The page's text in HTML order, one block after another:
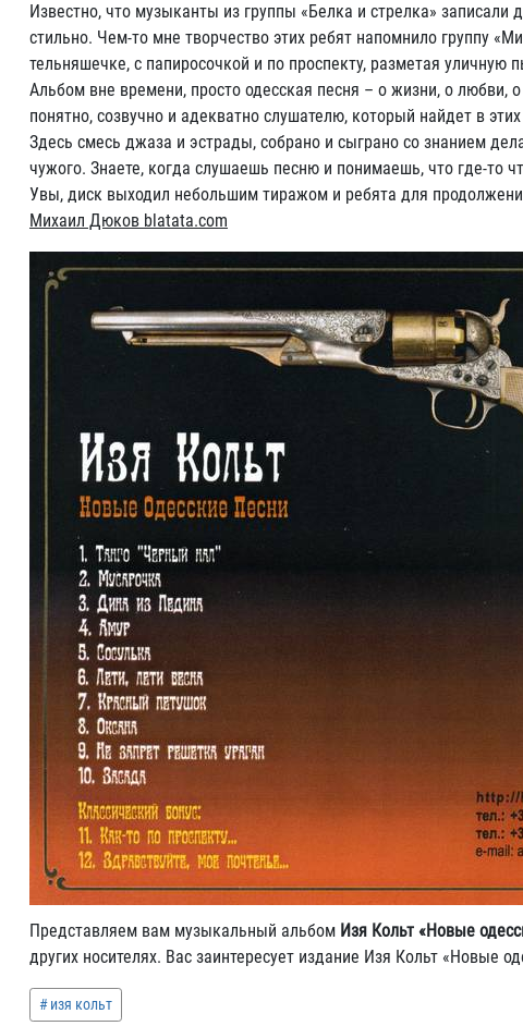
Известно, что музыканты из группы «Белка и стрелка»
стильно. Чем-то мне творчество этих ребят напомнило группу
тельняшечке, с папиросочкой и по проспекту, разметая уличную
Альбом вне времени, просто одесская песня – о жизни, о
понятно, созвучно и адекватно слушателю, который найдет в
Здесь смесь джаза и эстрады, собрано и сыграно со знанием
чужого. Знаете, когда слушаешь песню и понимаешь, что где-то
Увы, диск выходил небольшим тиражом и ребята для
Михаил Дюков blatata.com
Представляем вам музыкальный альбом Изя Кольт «Новые
других носителях. Вас заинтересует издание Изя Кольт «Новые
изя кольт